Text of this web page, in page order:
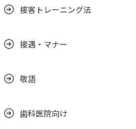
接客トレーニング法
接遇・マナー
敬語
歯科医院向け